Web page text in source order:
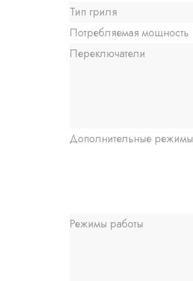
Тип гриля
Потребляемая мощность
Переключатели
Дополнительные режимы
Режимы работы